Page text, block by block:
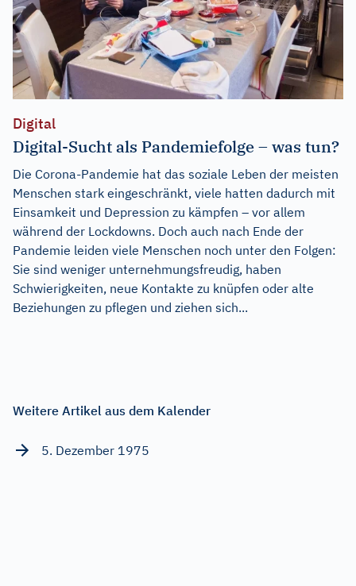
Digital
Digital-Sucht als Pandemiefolge – was tun?
Die Corona-Pandemie hat das soziale Leben der meisten
Menschen stark eingeschränkt, viele hatten dadurch mit
Einsamkeit und Depression zu kämpfen – vor allem
während der Lockdowns. Doch auch nach Ende der
Pandemie leiden viele Menschen noch unter den Folgen:
Sie sind weniger unternehmungsfreudig, haben
Schwierigkeiten, neue Kontakte zu knüpfen oder alte
Beziehungen zu pflegen und ziehen sich...
Weitere Artikel aus dem Kalender
5. Dezember 1975